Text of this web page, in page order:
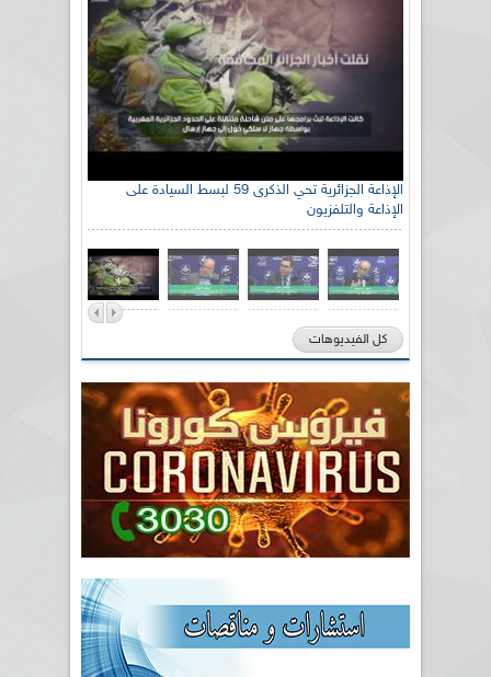
الإذاعة الجزائرية تحي الذكرى 59 لبسط السيادة على
الإذاعة والتلفزيون
رئيس اللجنة الوطنية الجزائرية للتضامن مع الشعب
الصحراوي السيد سعيد العياشي
كل الفيديوهات